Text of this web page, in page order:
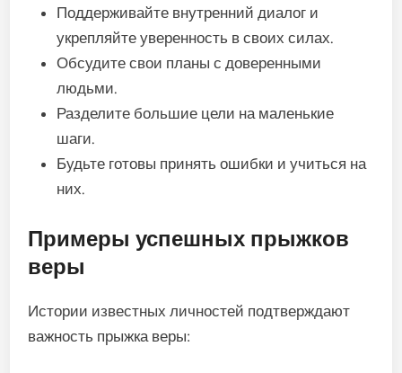
Поддерживайте внутренний диалог и
укрепляйте уверенность в своих силах.
Обсудите свои планы с доверенными
людьми.
Разделите большие цели на маленькие
шаги.
Будьте готовы принять ошибки и учиться на
них.
Примеры успешных прыжков
веры
Истории известных личностей подтверждают
важность прыжка веры: